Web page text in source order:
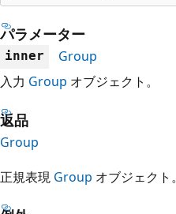
パラメーター
inner
Group
入力 Group オブジェクト。
返品
Group
正規表現 Group オブジェクト。